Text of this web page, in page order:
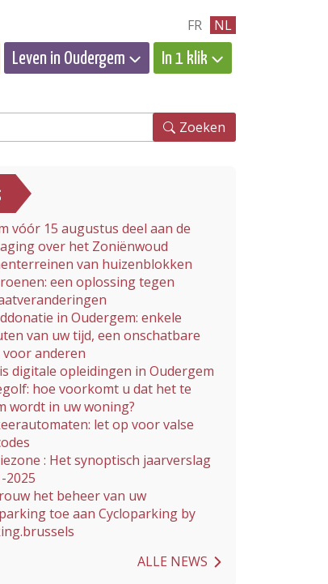
FR NL
Leven in Oudergem In 1 klik
Zoeken
vóór 15 augustus deel aan de
over het Zoniënwoud
van huizenblokken
een oplossing tegen
in Oudergem: enkele
van uw tijd, een onschatbare
anderen
digitale opleidingen in Oudergem
hoe voorkomt u dat het te
wordt in uw woning?
let op voor valse
: Het synoptisch jaarverslag
2025
het beheer van uw
toe aan Cycloparking by
ALLE NEWS